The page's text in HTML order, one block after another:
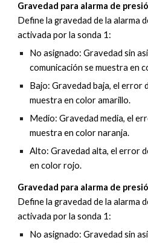
Gravedad para alarma de
Define la gravedad de la alarma
activada por lasonda 1:
No asignado: Gravedad sin
comunicación se muestra en
Bajo: Gravedad baja, el error
muestra en color amarillo.
Medio: Gravedad media, el
muestra en color naranja.
Alto: Gravedad alta, el error
en color rojo.
Gravedad para alarma de
Define la gravedad de la alarma
activada por la sonda 1:
No asignado: Gravedad sin